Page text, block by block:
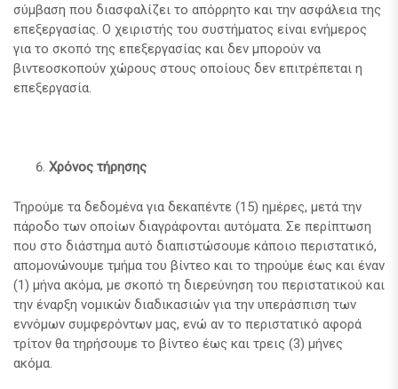
σύμβαση που διασφαλίζει το απόρρητο και την ασφάλεια της
επεξεργασίας. Ο χειριστής του συστήματος είναι ενήμερος
για το σκοπό της επεξεργασίας και δεν μπορούν να
βιντεοσκοπούν χώρους στους οποίους δεν επιτρέπεται η
επεξεργασία.
Χρόνος τήρησης
Τηρούμε τα δεδομένα για δεκαπέντε (15) ημέρες, μετά την
πάροδο των οποίων διαγράφονται αυτόματα. Σε περίπτωση
που στο διάστημα αυτό διαπιστώσουμε κάποιο περιστατικό,
απομονώνουμε τμήμα του βίντεο και το τηρούμε έως και έναν
(1) μήνα ακόμα, με σκοπό τη διερεύνηση του περιστατικού και
την έναρξη νομικών διαδικασιών για την υπεράσπιση των
εννόμων συμφερόντων μας, ενώ αν το περιστατικό αφορά
τρίτον θα τηρήσουμε το βίντεο έως και τρεις (3) μήνες
ακόμα.